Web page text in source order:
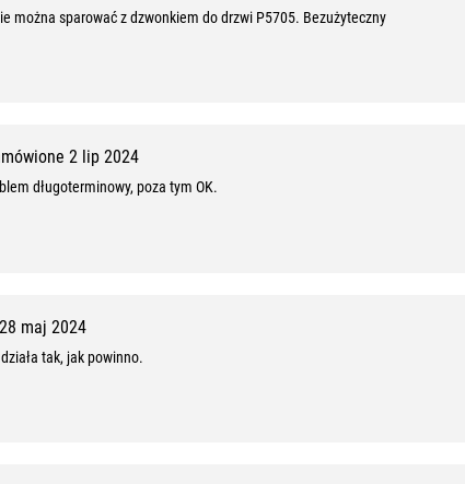
0
można sparować z dzwonkiem do drzwi P5705. Bezużyteczny
2 lip 2024
długoterminowy, poza tym OK.
maj 2024
tak, jak powinno.